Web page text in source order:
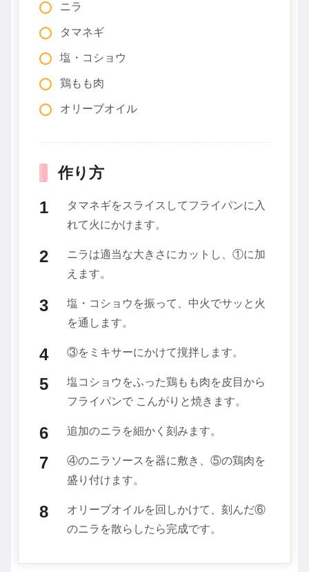
ニラ
タマネギ
塩・コショウ
鶏もも肉
オリーブオイル
作り方
タマネギをスライスしてフライパンに入
れて火にかけます。
ニラは適当な大きさにカットし、①に加
えます。
塩・コショウを振って、中火でサッと火
を通します。
③をミキサーにかけて撹拌します。
塩コショウをふった鶏もも肉を皮目から
フライパンで こんがりと焼きます。
追加のニラを細かく刻みます。
④のニラソースを器に敷き、⑤の鶏肉を
盛り付けます。
オリーブオイルを回しかけて、刻んだ⑥
のニラを散らしたら完成です。